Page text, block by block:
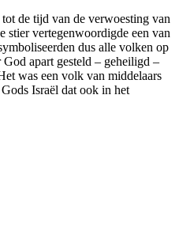
de tijd van de verwoesting van
stier vertegenwoordigde een van
dus alle volken op
apart gesteld – geheiligd –
was een volk van middelaars
Israël dat ook in het